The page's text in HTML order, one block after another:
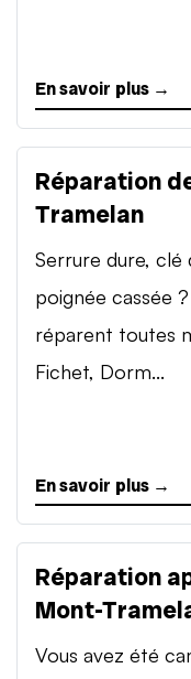
En savoir plus →
Réparation
Tramelan
Serrure dure, clé
poignée cassée
réparent toutes
Fichet, Dorm...
En savoir plus →
Réparation
Mont-
Vous avez été